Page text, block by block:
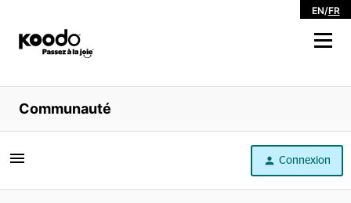
EN/FR
Magasiner
Libre service
Aide
Communauté
Connexion